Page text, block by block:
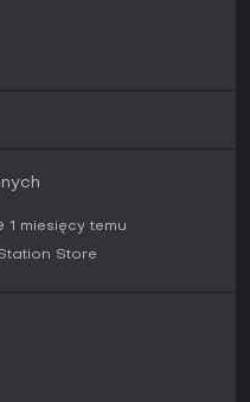
1 miesięcy temu
Store